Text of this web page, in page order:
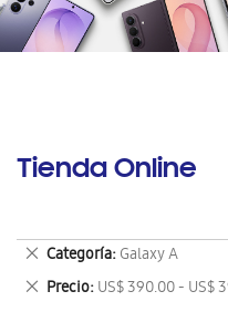
Tienda Online
Categoría Galaxy A
Eliminar
este
artículo
Precio US$ 390.00 - US$
Eliminar